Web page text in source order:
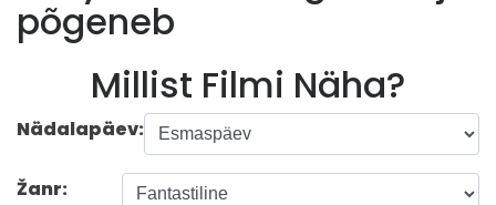
põgeneb
Millist Filmi Näha?
Nädalapäev:
Žanr: